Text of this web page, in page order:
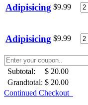
Adipisicing $9.99
Adipisicing $9.99
Subtotal:
$ 20.00
Grandtotal: $ 20.00
Continued Checkout